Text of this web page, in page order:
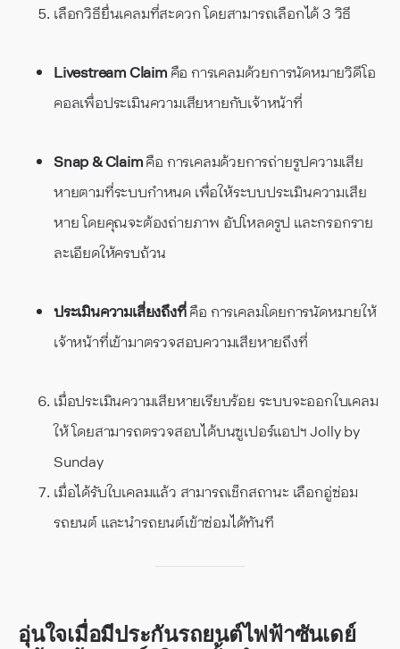
เลือกวิธียื่นเคลมที่สะดวก โดยสามารถเลือกได้ 3 วิธี
Livestream Claimคือ การเคลมด้วยการนัดหมายวิดีโอ
คอลเพื่อประเมินความเสียหายกับเจ้าหน้าที่
Snap & Claimคือ การเคลมด้วยการถ่ายรูปความเสีย
หายตามที่ระบบกำหนด เพื่อให้ระบบประเมินความเสีย
หาย โดยคุณจะต้องถ่ายภาพ อัปโหลดรูป และกรอกราย
ละเอียดให้ครบถ้วน
ประเมินความเสี่ยงถึงที่คือ การเคลมโดยการนัดหมายให้
เจ้าหน้าที่เข้ามาตรวจสอบความเสียหายถึงที่
เมื่อประเมินความเสียหายเรียบร้อย ระบบจะออกใบเคลม
ให้ โดยสามารถตรวจสอบได้บนซูเปอร์แอปฯ Jolly by
Sunday
เมื่อได้รับใบเคลมแล้ว สามารถเช็กสถานะ เลือกอู่ซ่อม
รถยนต์ และนำรถยนต์เข้าซ่อมได้ทันที
อุ่นใจเมื่อมีประกันรถยนต์ไฟฟ้าซันเดย์